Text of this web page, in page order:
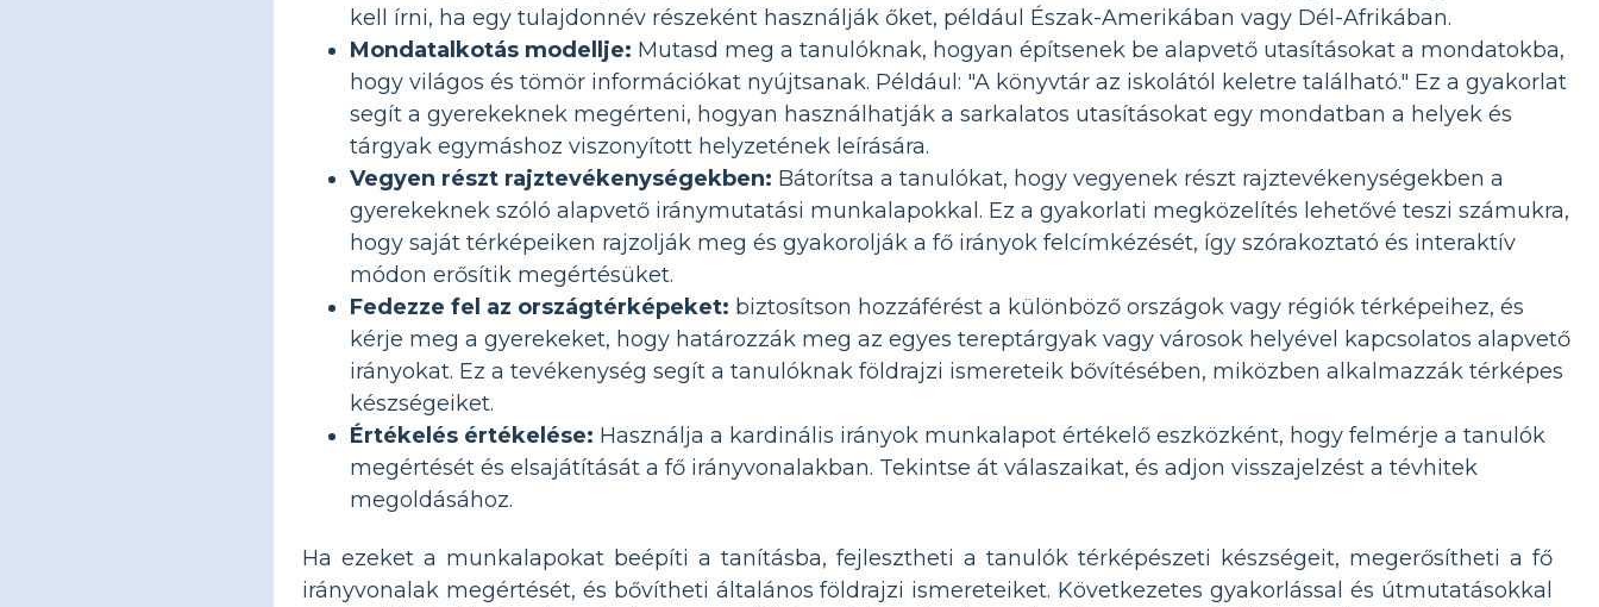
kell írni, ha egy tulajdonnév részeként használják őket, például Észak-Amerikában vagy Dél-Afrikában.
Mondatalkotás modellje: Mutasd meg a tanulóknak, hogyan építsenek be alapvető utasításokat a mondatokba,
hogy világos és tömör információkat nyújtsanak. Például: "A könyvtár az iskolától keletre található." Ez a gyakorlat
segít a gyerekeknek megérteni, hogyan használhatják a sarkalatos utasításokat egy mondatban a helyek és
tárgyak egymáshoz viszonyított helyzetének leírására.
Vegyen részt rajztevékenységekben: Bátorítsa a tanulókat, hogy vegyenek részt rajztevékenységekben a
gyerekeknek szóló alapvető iránymutatási munkalapokkal. Ez a gyakorlati megközelítés lehetővé teszi számukra,
hogy saját térképeiken rajzolják meg és gyakorolják a fő irányok felcímkézését, így szórakoztató és interaktív
módon erősítik megértésüket.
Fedezze fel az országtérképeket: biztosítson hozzáférést a különböző országok vagy régiók térképeihez, és
kérje meg a gyerekeket, hogy határozzák meg az egyes tereptárgyak vagy városok helyével kapcsolatos alapvető
irányokat. Ez a tevékenység segít a tanulóknak földrajzi ismereteik bővítésében, miközben alkalmazzák térképes
készségeiket.
Értékelés értékelése: Használja a kardinális irányok munkalapot értékelő eszközként, hogy felmérje a tanulók
megértését és elsajátítását a fő irányvonalakban. Tekintse át válaszaikat, és adjon visszajelzést a tévhitek
megoldásához.
Ha ezeket a munkalapokat beépíti a tanításba, fejlesztheti a tanulók térképészeti készségeit, megerősítheti a fő
irányvonalak megértését, és bővítheti általános földrajzi ismereteiket. Következetes gyakorlással és útmutatásokkal